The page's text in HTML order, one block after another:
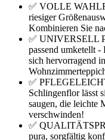
✅ VOLLE
riesiger
Kombinieren Sie
✅ UNIVERSELL
passend umketellt
sich hervorragend
✅
Schlingenflor lässt
saugen, die leichte
verschwinden!
✅
pura, sorgfältig